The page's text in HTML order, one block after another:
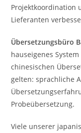
Projektkoordination
Lieferanten
Übersetzungsbüro
hauseigenes
chinesischen
gelten: sprachliche
Probeübersetzung.
Viele unserer